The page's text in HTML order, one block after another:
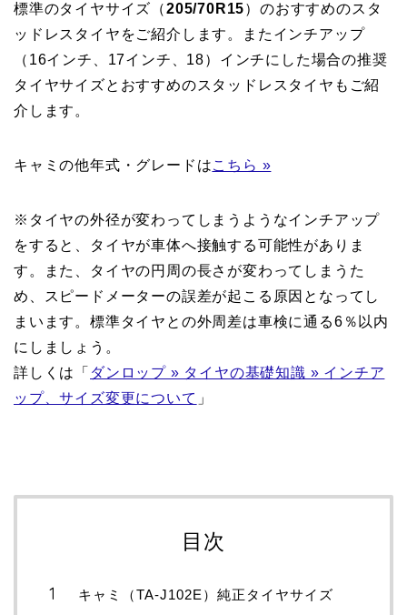
標準のタイヤサイズ（205/70R15）のおすすめのスタ
ッドレスタイヤをご紹介します。またインチアップ
（16インチ、17インチ、18）インチにした場合の推奨
タイヤサイズとおすすめのスタッドレスタイヤもご紹
介します。
キャミの他年式・グレードはこちら »
※タイヤの外径が変わってしまうようなインチアップ
をすると、タイヤが車体へ接触する可能性がありま
す。また、タイヤの円周の長さが変わってしまうた
め、スピードメーターの誤差が起こる原因となってし
まいます。標準タイヤとの外周差は車検に通る6％以内
にしましょう。
詳しくは「 ダンロップ » タイヤの基礎知識 » インチア
ップ、サイズ変更について 」
目次
キャミ（TA-J102E）純正タイヤサイズ